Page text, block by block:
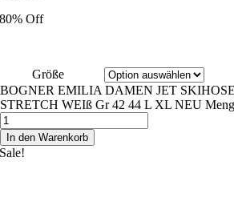
80% Off
Größe
BOGNER EMILIA DAMEN JET
STRETCH WEIß Gr 42 44 L XL NEU
In den Warenkorb
Sale!